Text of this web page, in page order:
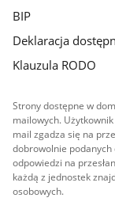
BIP
Deklaracja
Klauzula RODO
Strony dostępne w
mailowych.
mail zgadza się na
dobrowolnie podanych
odpowiedzi na
każdą z jednostek
osobowych.